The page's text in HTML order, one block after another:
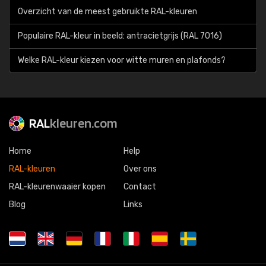
Overzicht van de meest gebruikte RAL-kleuren
Populaire RAL-kleur in beeld: antracietgrijs (RAL 7016)
Welke RAL-kleur kiezen voor witte muren en plafonds?
RALkleuren.com
Home
RAL-kleuren
RAL-kleurenwaaier kopen
Blog
Help
Over ons
Contact
Links